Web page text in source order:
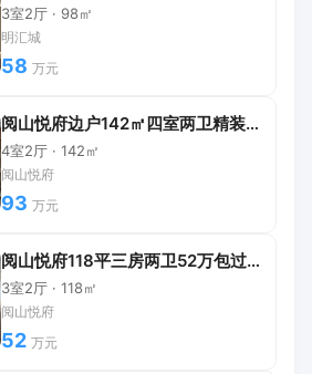
3室2厅 · 98㎡
明汇城
58 万元
阅山悦府边户142㎡四室两卫精装修拎包入住
4室2厅 · 142㎡
阅山悦府
93 万元
阅山悦府118平三房两卫52万包过户
3室2厅 · 118㎡
阅山悦府
52 万元